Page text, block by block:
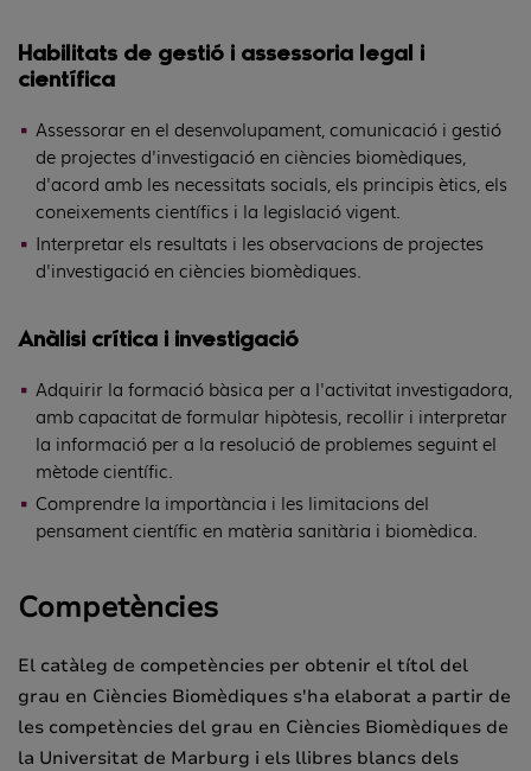
Habilitats de gestió i assessoria legal i
científica
Assessorar en el desenvolupament, comunicació i gestió
de projectes d'investigació en ciències biomèdiques,
d'acord amb les necessitats socials, els principis ètics, els
coneixements científics i la legislació vigent.
Interpretar els resultats i les observacions de projectes
d'investigació en ciències biomèdiques.
Anàlisi crítica i investigació
Adquirir la formació bàsica per a l'activitat investigadora,
amb capacitat de formular hipòtesis, recollir i interpretar
la informació per a la resolució de problemes seguint el
mètode científic.
Comprendre la importància i les limitacions del
pensament científic en matèria sanitària i biomèdica.
Competències
El catàleg de competències per obtenir el títol del
grau en Ciències Biomèdiques s'ha elaborat a partir de
les competències del grau en Ciències Biomèdiques de
la Universitat de Marburg i els llibres blancs dels